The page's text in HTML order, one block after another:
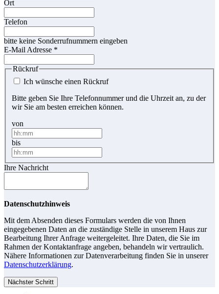
Ort
Telefon
bitte keine Sonderrufnummern eingeben
E-Mail Adresse *
Rückruf
Ich wünsche einen Rückruf
Bitte geben Sie Ihre Telefonnummer und die Uhrzeit an, zu der
wir Sie am besten erreichen können.
von
bis
Ihre Nachricht
Datenschutzhinweis
Mit dem Absenden dieses Formulars werden die von Ihnen
eingegebenen Daten an die zuständige Stelle in unserem Haus zur
Bearbeitung Ihrer Anfrage weitergeleitet. Ihre Daten, die Sie im
Rahmen der Kontaktanfrage angeben, behandeln wir vertraulich.
Nähere Informationen zur Datenverarbeitung finden Sie in unserer
Datenschutzerklärung.
Nächster Schritt